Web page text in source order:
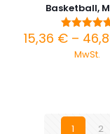
Basketball,
Bewertet
5.00
15,36 € –
MwSt.
1 2